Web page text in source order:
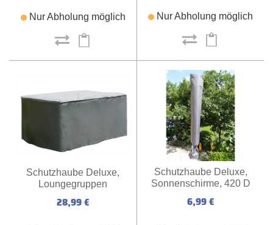
Nur Abholung möglich Nur Abholung möglich
Schutzhaube Deluxe,
Loungegruppen
28,99 €
Schutzhaube Deluxe,
Sonnenschirme, 420 D
6,99 €